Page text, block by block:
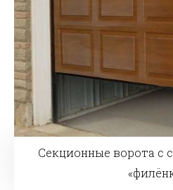
Секционные ворота с